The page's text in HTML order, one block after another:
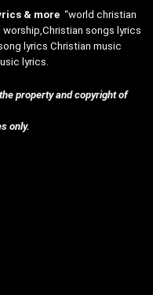
& more “world christian
songs lyrics
lyrics Christian music
lyrics.
property and copyright of
only.